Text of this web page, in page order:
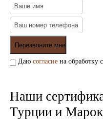
Чайники и
Наборы чайные и
Подносы
фруктовницы
Пиалы, чаши,
Даю согласие на обработку
Наши
Турции и